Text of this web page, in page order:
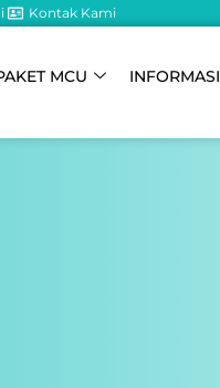
Kontak Kami
MCU INFORMASI